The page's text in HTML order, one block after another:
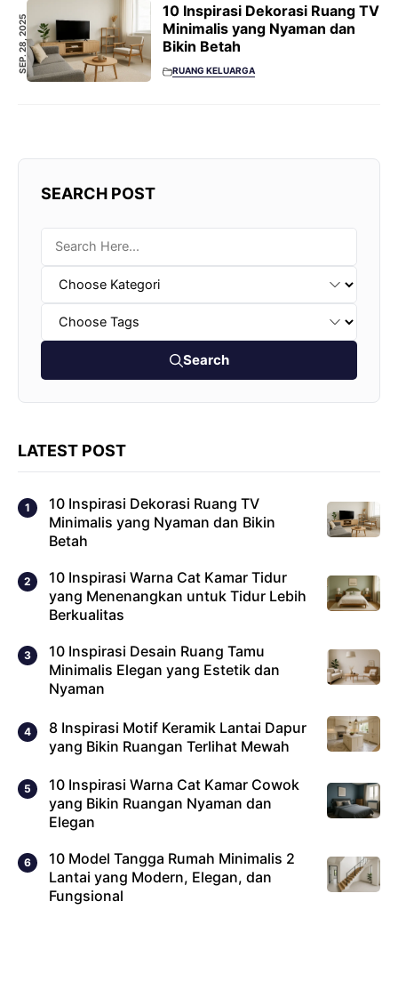
SEP. 28, 2025
10 Inspirasi Dekorasi Ruang TV
Minimalis yang Nyaman dan
Bikin Betah
RUANG KELUARGA
SEARCH POST
Search
LATEST POST
10 Inspirasi Dekorasi Ruang TV
Minimalis yang Nyaman dan Bikin
Betah
10 Inspirasi Warna Cat Kamar Tidur
yang Menenangkan untuk Tidur Lebih
Berkualitas
10 Inspirasi Desain Ruang Tamu
Minimalis Elegan yang Estetik dan
Nyaman
8 Inspirasi Motif Keramik Lantai Dapur
yang Bikin Ruangan Terlihat Mewah
10 Inspirasi Warna Cat Kamar Cowok
yang Bikin Ruangan Nyaman dan
Elegan
10 Model Tangga Rumah Minimalis 2
Lantai yang Modern, Elegan, dan
Fungsional